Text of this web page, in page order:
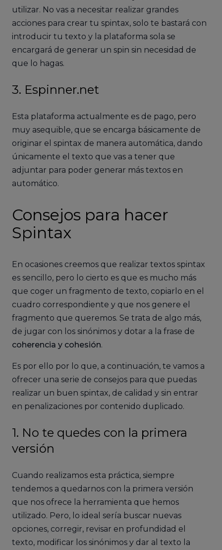
utilizar. No vas a necesitar realizar grandes
acciones para crear tu spintax, solo te bastará con
introducir tu texto y la plataforma sola se
encargará de generar un spin sin necesidad de
que lo hagas.
3. Espinner.net
Esta plataforma actualmente es de pago, pero
muy asequible, que se encarga básicamente de
originar el spintax de manera automática, dando
únicamente el texto que vas a tener que
adjuntar para poder generar más textos en
automático.
Consejos para hacer
Spintax
En ocasiones creemos que realizar textos spintax
es sencillo, pero lo cierto es que es mucho más
que coger un fragmento de texto, copiarlo en el
cuadro correspondiente y que nos genere el
fragmento que queremos. Se trata de algo más,
de jugar con los sinónimos y dotar a la frase de
coherencia y cohesión.
Es por ello por lo que, a continuación, te vamos a
ofrecer una serie de consejos para que puedas
realizar un buen spintax, de calidad y sin entrar
en penalizaciones por contenido duplicado.
1. No te quedes con la primera
versión
Cuando realizamos esta práctica, siempre
tendemos a quedarnos con la primera versión
que nos ofrece la herramienta que hemos
utilizado. Pero, lo ideal sería buscar nuevas
opciones, corregir, revisar en profundidad el
texto, modificar los sinónimos y dar al texto la